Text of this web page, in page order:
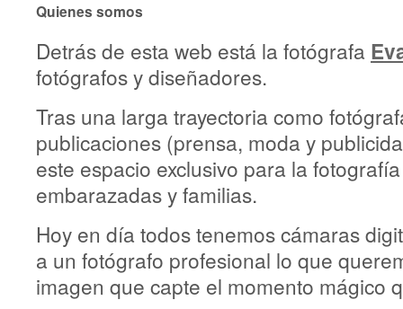
Quienes somos
Detrás de esta web está la fotógrafa
fotógrafos y diseñadores.
Tras una larga trayectoria como
publicaciones (prensa, moda y
este espacio exclusivo para la
embarazadas y familias.
Hoy en día todos tenemos cámaras
a un fotógrafo profesional lo que
imagen que capte el momento mágico